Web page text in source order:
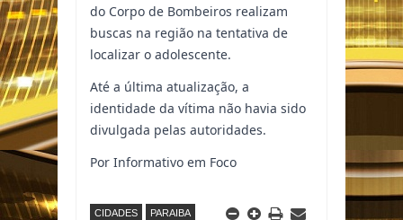
do Corpo de Bombeiros realizam
buscas na região na tentativa de
localizar o adolescente.
Até a última atualização, a
identidade da vítima não havia sido
divulgada pelas autoridades.
Por Informativo em Foco
CIDADES
PARAIBA